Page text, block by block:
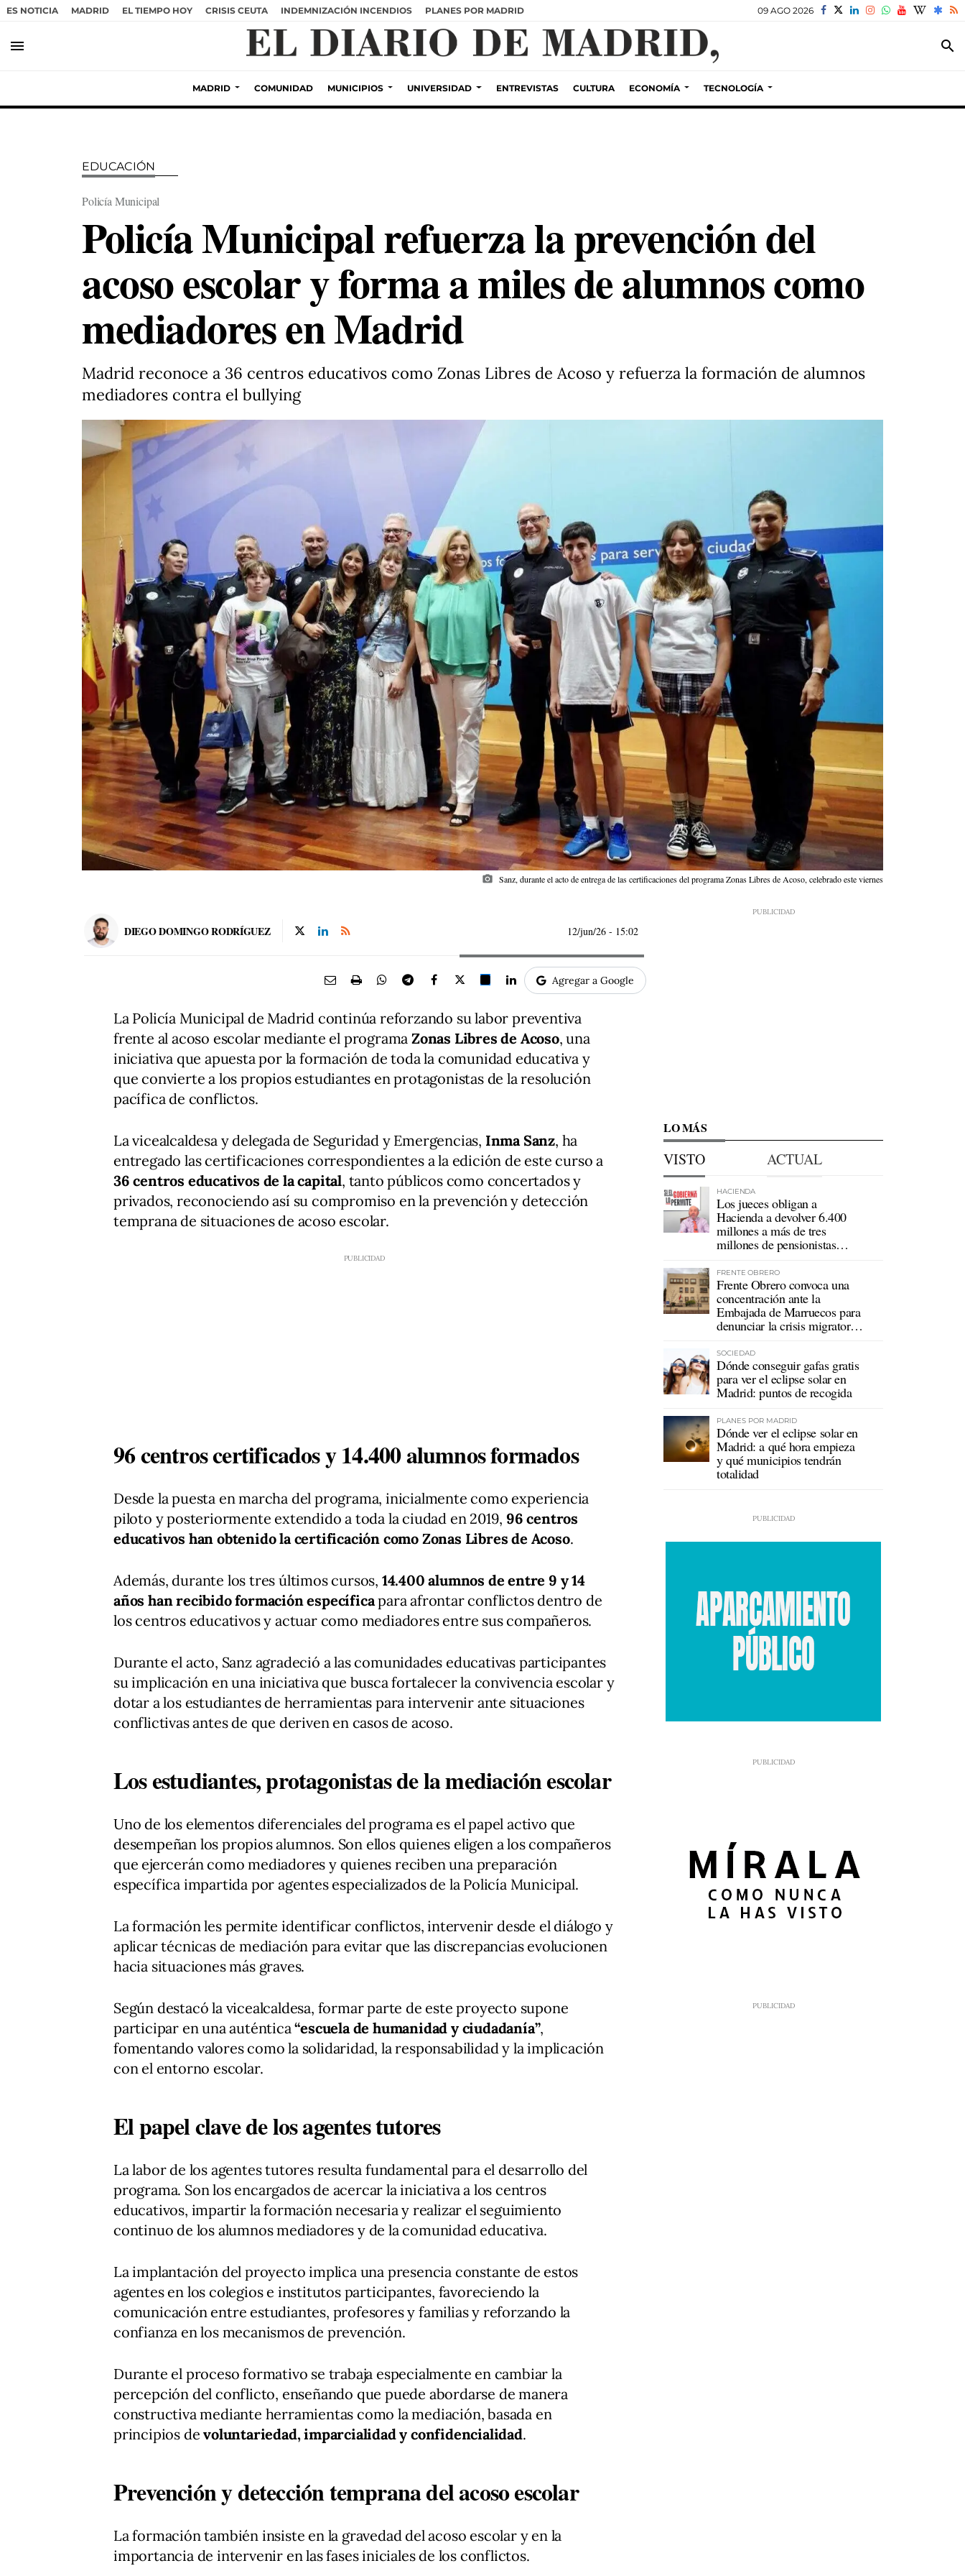
ES NOTICIA MADRID EL TIEMPO HOY CRISIS CEUTA INDEMNIZACIÓN INCENDIOS PLANES POR MADRID 09 AGO 2026
menu search
MADRID COMUNIDAD MUNICIPIOS UNIVERSIDAD ENTREVISTAS CULTURA ECONOMÍA TECNOLOGÍA
EDUCACIÓN
Policía Municipal
Policía Municipal refuerza la prevención del
acoso escolar y forma a miles de alumnos como
mediadores en Madrid
Madrid reconoce a 36 centros educativos como Zonas Libres de Acoso y refuerza la formación de alumnos
mediadores contra el bullying
photo_camera Sanz, durante el acto de entrega de las certificaciones del programa Zonas Libres de Acoso, celebrado este viernes
DIEGO DOMINGO RODRÍGUEZ 12/jun/26 - 15:02
Agregar a Google
La Policía Municipal de Madrid continúa reforzando su labor preventiva
frente al acoso escolar mediante el programa Zonas Libres de Acoso, una
iniciativa que apuesta por la formación de toda la comunidad educativa y
que convierte a los propios estudiantes en protagonistas de la resolución
pacífica de conflictos.
La vicealcaldesa y delegada de Seguridad y Emergencias, Inma Sanz, ha
entregado las certificaciones correspondientes a la edición de este curso a
36 centros educativos de la capital, tanto públicos como concertados y
privados, reconociendo así su compromiso en la prevención y detección
temprana de situaciones de acoso escolar.
96 centros certificados y 14.400 alumnos formados
Desde la puesta en marcha del programa, inicialmente como experiencia
piloto y posteriormente extendido a toda la ciudad en 2019, 96 centros
educativos han obtenido la certificación como Zonas Libres de Acoso.
Además, durante los tres últimos cursos, 14.400 alumnos de entre 9 y 14
años han recibido formación específicapara afrontar conflictos dentro de
los centros educativos y actuar como mediadores entre sus compañeros.
Durante el acto, Sanz agradeció a las comunidades educativas participantes
su implicación en una iniciativa que busca fortalecer la convivencia escolar y
dotar a los estudiantes de herramientas para intervenir ante situaciones
conflictivas antes de que deriven en casos de acoso.
Los estudiantes, protagonistas de la mediación escolar
Uno de los elementos diferenciales del programa es el papel activo que
desempeñan los propios alumnos. Son ellos quienes eligen a los compañeros
que ejercerán como mediadores y quienes reciben una preparación
específica impartida por agentes especializados de la Policía Municipal.
La formación les permite identificar conflictos, intervenir desde el diálogo y
aplicar técnicas de mediación para evitar que las discrepancias evolucionen
hacia situaciones más graves.
Según destacó la vicealcaldesa, formar parte de este proyecto supone
participar en una auténtica“escuela de humanidad y ciudadanía”,
fomentando valores como la solidaridad, la responsabilidad y la implicación
con el entorno escolar.
El papel clave de los agentes tutores
La labor de los agentes tutores resulta fundamental para el desarrollo del
programa. Son los encargados de acercar la iniciativa a los centros
educativos, impartir la formación necesaria y realizar el seguimiento
continuo de los alumnos mediadores y de la comunidad educativa.
La implantación del proyecto implica una presencia constante de estos
agentes en los colegios e institutos participantes, favoreciendo la
comunicación entre estudiantes, profesores y familias y reforzando la
confianza en los mecanismos de prevención.
Durante el proceso formativo se trabaja especialmente en cambiar la
percepción del conflicto, enseñando que puede abordarse de manera
constructiva mediante herramientas como la mediación, basada en
principios devoluntariedad, imparcialidad y confidencialidad.
Prevención y detección temprana del acoso escolar
La formación también insiste en la gravedad del acoso escolar y en la
importancia de intervenir en las fases iniciales de los conflictos.
LO MÁS
VISTO ACTUAL
HACIENDA
Los jueces obligan a
Hacienda a devolver 6.400
millones a más de tres
millones de pensionistas
FRENTE OBRERO
Frente Obrero convoca una
concentración ante la
Embajada de Marruecos para
denunciar la crisis migratoria
SOCIEDAD
Dónde conseguir gafas gratis
para ver el eclipse solar en
Madrid: puntos de recogida
PLANES POR MADRID
Dónde ver el eclipse solar en
Madrid: a qué hora empieza
y qué municipios tendrán
totalidad